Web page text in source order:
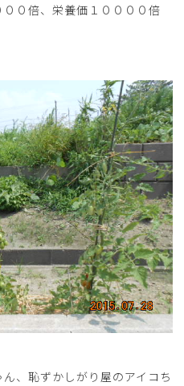
０倍、栄養価１００００倍
、恥ずかしがり屋のアイコち